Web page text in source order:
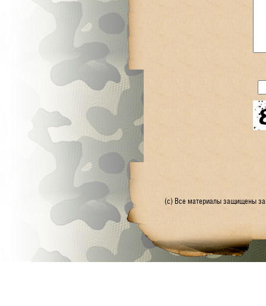
(с) Все материалы защищены